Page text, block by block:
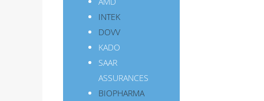
INTEK
DOVV
KADO
SAAR
ASSURANCES
BIOPHARMA